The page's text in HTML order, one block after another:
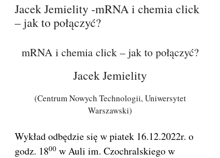
Jacek Jemielity -mRNA i chemia click
– jak to połączyć?
mRNA i chemia click – jak to połączyć?
Jacek Jemielity
(Centrum Nowych Technologii, Uniwersytet
Warszawski)
Wykład odbędzie się w piatek 16.12.2022r. o
godz. 1800 w Auli im. Czochralskiego w